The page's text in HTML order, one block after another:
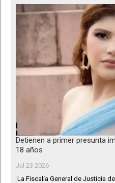
Detienen a primer presunta
18 años
Jul 23 2026
La Fiscalía General de Justicia